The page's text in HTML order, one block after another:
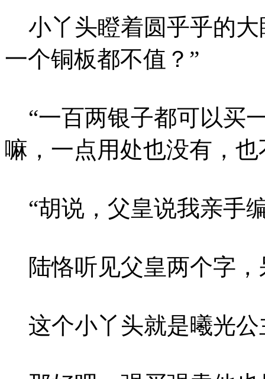
小丫头瞪着圆乎乎的大
一个铜板都不值？”
“一百两银子都可以买
嘛，一点用处也没有，也
“胡说，父皇说我亲手
陆恪听见父皇两个字，
这个小丫头就是曦光公